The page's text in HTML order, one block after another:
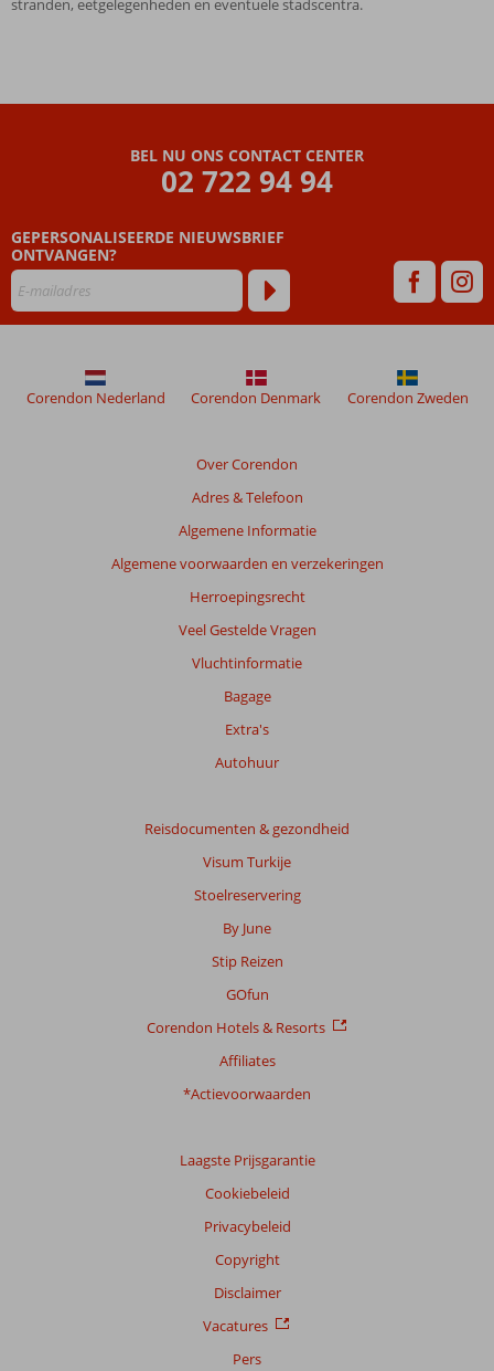
stranden, eetgelegenheden en eventuele stadscentra.
BEL NU ONS CONTACT CENTER
02 722 94 94
GEPERSONALISEERDE NIEUWSBRIEF
ONTVANGEN?
Over Corendon
Adres & Telefoon
Algemene Informatie
Algemene voorwaarden en verzekeringen
Herroepingsrecht
Veel Gestelde Vragen
Vluchtinformatie
Bagage
Extra's
Autohuur
Reisdocumenten & gezondheid
Visum Turkije
Stoelreservering
By June
Stip Reizen
GOfun
Corendon Hotels & Resorts
Affiliates
*Actievoorwaarden
Laagste Prijsgarantie
Cookiebeleid
Privacybeleid
Copyright
Disclaimer
Vacatures
Pers
Corendon Nederland Corendon Denmark Corendon Zweden